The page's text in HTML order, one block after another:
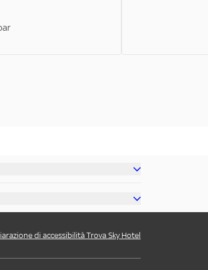
di accessibilità Trova Sky Hotel